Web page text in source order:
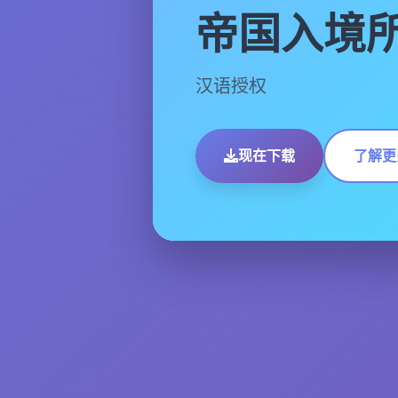
帝国入境
汉语授权
现在下载 了解